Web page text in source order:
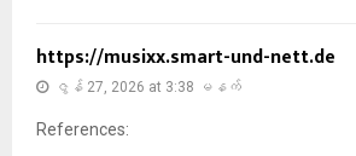
https://musixx.smart-und-nett.de
ဇွန် 27, 2026 at 3:38 မနက်
References: